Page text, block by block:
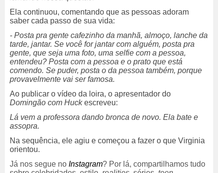
Ela continuou, comentando que as pessoas adoram
saber cada passo de sua vida:
- Posta pra gente cafezinho da manhã, almoço, lanche da
tarde, jantar. Se você for jantar com alguém, posta pra
gente, que seja uma foto, uma selfie com a pessoa,
entendeu? Posta com a pessoa e o prato que está
comendo. Se puder, posta o da pessoa também, porque
provavelmente vai ser famosa.
Ao publicar o vídeo da loira, o apresentador do
Domingão com Huckescreveu:
Lá vem a professora dando bronca de novo. Ela bate e
assopra.
Na sequência, ele agiu e começou a fazer o que Virginia
orientou.
Já nos segue no Instagram? Por lá, compartilhamos tudo